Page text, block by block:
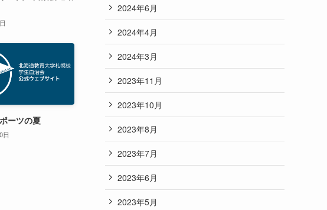
ーツの夏
日
2024年6月
2024年4月
2024年3月
2023年11月
2023年10月
2023年8月
2023年7月
2023年6月
2023年5月